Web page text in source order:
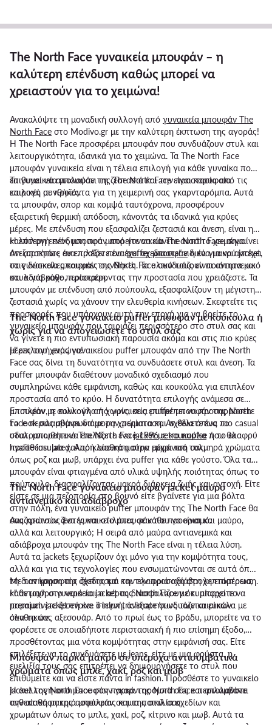
The North Face γυναικεία μπουφάν – η
καλύτερη επένδυση καθώς μπορεί να
χρειαστούν για το χειμώνα!
Ανακαλύψτε τη μοναδική συλλογή από γυναικεία μπουφάν The
North Face στο Modivo.gr με την καλύτερη έκπτωση της αγοράς!
Η The North Face προσφέρει μπουφάν που συνδυάζουν στυλ και
λειτουργικότητα, ιδανικά για το χειμώνα. Τα The North Face
μπουφάν γυναικεία είναι η τέλεια επιλογή για κάθε γυναίκα που
επιθυμεί να απολαύσει τη ζεστασιά και την προστασία από τις
καιρικές συνθήκες.
Τα γυναικεία μπουφάν της The North Face είναι κορυφαία
επιλογή με προϊόντα για τη χειμερινή σας γκαρνταρόμπα. Αυτά
τα μπουφάν, σπορ και κομψά ταυτόχρονα, προσφέρουν
εξαιρετική θερμική απόδοση, κάνοντάς τα ιδανικά για κρύες
μέρες. Με επένδυση που εξασφαλίζει ζεστασιά και άνεση, είναι η
καλύτερη επένδυση που μπορείτε να κάνετε αυτό το χειμώνα.
Ανεξαρτήτως αν επιλέξετε έναpuffer μπουφάνή ένα μακρύ jacket,
τα γυναικεία μπουφάν της North Face συνδυάζουν ποιότητα και
στυλ για κάθε περίσταση.
Η επιλογή ενός μπουφάν από γυναικεία The North Face σημαίνει
ότι αποκτάτε ένα προϊόν που έχει σχεδιαστεί ειδικά για να αντέχει
στις δύσκολες καιρικές συνθήκες. Το υλικό τους είναι αντιανεμικό
και αδιάβροχο, προσφέροντας την προστασία που χρειάζεστε. Τα
μπουφάν με επένδυση από πούπουλα, εξασφαλίζουν τη μέγιστη
ζεστασιά χωρίς να χάνουν την ελευθερία κινήσεων. Σκεφτείτε τις
προσφορές που υπάρχουν αυτή την εποχή για να βρείτε το
γυναικείο μπουφάν που ταιριάζει περισσότερο στο στυλ σας και
να γίνετε η πιο εντυπωσιακή παρουσία ακόμα και στις πιο κρύες
μέρες του χειμώνα!
The North Face γυναικείο puffer μπουφάν με κουκούλα ή
χωρίς για να απογειώσετε το στυλ σας
Η επιλογή ενός γυναικείου puffer μπουφάν από την The North
Face σας δίνει τη δυνατότητα να συνδυάσετε στυλ και άνεση. Τα
puffer μπουφάν διαθέτουν μοναδικό σχεδιασμό που
συμπληρώνει κάθε εμφάνιση, καθώς και κουκούλα για επιπλέον
προστασία από το κρύο. Η δυνατότητα επιλογής ανάμεσα σε
μπουφάν με κουκούλα ή χωρίς, σας επιτρέπει να προσαρμόσετε
το look σας σύμφωνα με την περίσταση. Αν θέλετε ένα πιο casual
στυλ, μπορείτε να επιλέξετε έναjacket με κουκούλαπου θα
προσθέσει μια χαλαρή αίσθηση στην εμφάνισή σας.
Επιπλέον, η συλλογή από γυναικεία puffer μπουφάν της North
Face περιλαμβάνει διάφορα χρώματα και σχέδια όπως το
υδατοαπωθητικό The North Face 1996 retro nuptse ή το ελαφρύ
hyalite insulated. Από κλασικά μαύρα μέχρι πιο τολμηρά χρώματα
όπως ροζ και μωβ, υπάρχει ένα puffer για κάθε γούστο. Όλα τα
μπουφάν είναι φτιαγμένα από υλικά υψηλής ποιότητας όπως το
πούπουλο, διασφαλίζοντας μακρά διάρκεια ζωής και αντοχή. Είτε
είστε σε μια πεζοπορία στο βουνό είτε βγαίνετε για μια βόλτα
στην πόλη, ένα γυναικείο puffer μπουφάν της The North Face θα
σας κρατούν ζεστές και στιλάτες σε κάθε προορισμό.
The North Face γυναικείο μπουφάν jacket μαύρο
αντιανεμικό και αδιάβροχο
Αναζητώντας ένα γυναικείο μπουφάν που να είναι και μαύρο,
αλλά και λειτουργικό; Η σειρά από μαύρα αντιανεμικά και
αδιάβροχα μπουφάν της The North Face είναι η τέλεια λύση.
Αυτά τα jackets ξεχωρίζουν όχι μόνο για την κομψότητα τους,
αλλά και για τις τεχνολογίες που ενσωματώνονται σε αυτά όπως
τη διατήρηση της ζέστης και την ελαφριά αδιάβροχη επίστρωση.
Η αντοχή στο νερό και ο αέρας διασφαλίζουν ότι μπορείτε να
παραμείνετε ζεστή και στεγνή, ανεξαρτήτως των καιρικών
συνθηκών.
Με τον κορυφαίο σχεδιασμό και την προσοχή στη λεπτομέρεια,
κάθε μαύρο γυναικείο jacket της North Face με κυρίαρχο το
premium jacket evolve ii inlux triclimate συνδυάζεται εύκολα με
όλα τα σας αξεσουάρ. Από το πρωί έως το βράδυ, μπορείτε να το
φορέσετε σε οποιαδήποτε περιστασιακή ή πιο επίσημη έξοδο,
προσθέτοντας μια νότα κομψότητας στην εμφάνισή σας. Είτε
επιλέξετε να το συνδυάσετε με jeans, είτε με μια φούστα, η
ευελιξία τους σας επιτρέπει να δημιουργήσετε το στυλ που
επιθυμείτε και να είστε πάντα in fashion. Προσθέστε το γυναικείο
jacket της North Face στην γκαρνταρόμπα σας και απολαύστε
την αίσθηση της ασφάλειας και της στιλ σας.
Μπουφάν παρκά μακρύ σε υπέροχα αντισυμβατικά
χρώματα όπως μπλε, χακί, ροζ και μωβ
Η συλλογή από μπουφάν παρκά της North Face περιλαμβάνει
ανθεκτικά μακριά μπουφάν σε μια ποικιλία σχεδίων και
χρωμάτων όπως το μπλε, χακί, ροζ, κίτρινο και μωβ. Αυτά τα